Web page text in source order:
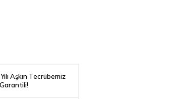
Aşkın Tecrübemiz